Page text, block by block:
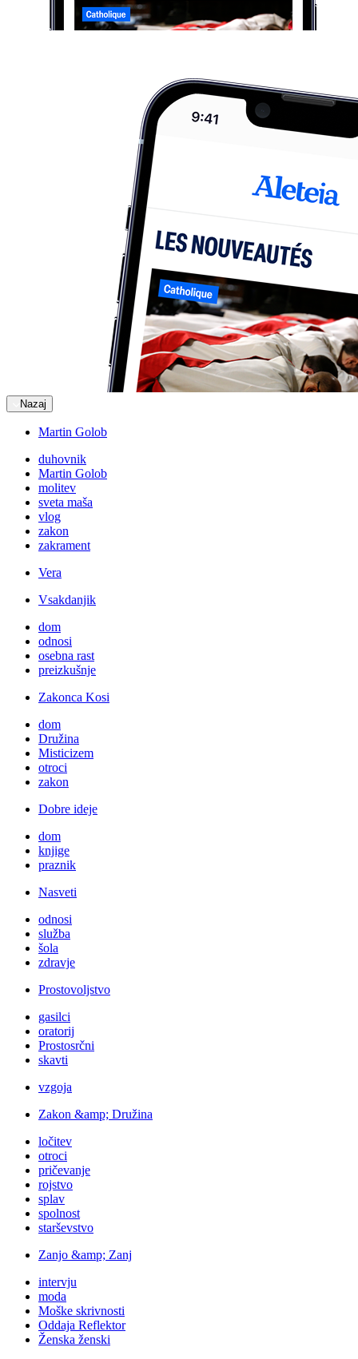
Nazaj
Martin Golob
duhovnik
Martin Golob
molitev
sveta maša
vlog
zakon
zakrament
Vera
Vsakdanjik
dom
odnosi
osebna rast
preizkušnje
Zakonca Kosi
dom
Družina
Misticizem
otroci
zakon
Dobre ideje
dom
knjige
praznik
Nasveti
odnosi
služba
šola
zdravje
Prostovoljstvo
gasilci
oratorij
Prostosrčni
skavti
vzgoja
Zakon &amp; Družina
ločitev
otroci
pričevanje
rojstvo
splav
spolnost
starševstvo
Zanjo &amp; Zanj
intervju
moda
Moške skrivnosti
Oddaja Reflektor
Ženska ženski